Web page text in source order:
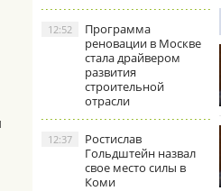
Программа
реновации в Москве
стала драйвером
развития
строительной
отрасли
12:52
Ростислав
Гольдштейн назвал
свое место силы в
Коми
12:37